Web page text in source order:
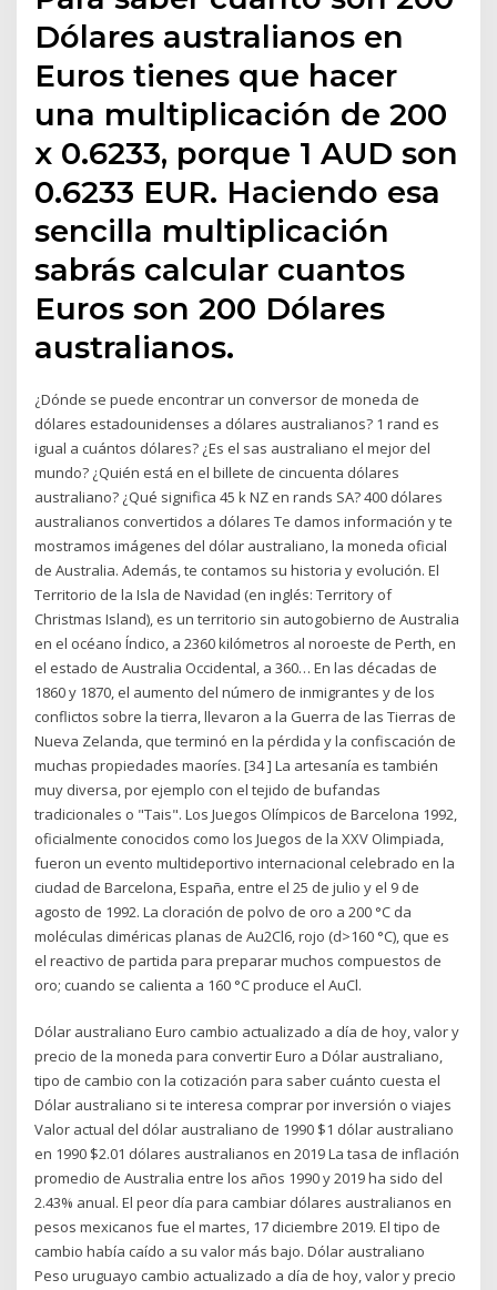
Dólares australianos en
Euros tienes que hacer
una multiplicación de 200
x 0.6233, porque 1 AUD son
0.6233 EUR. Haciendo esa
sencilla multiplicación
sabrás calcular cuantos
Euros son 200 Dólares
australianos.
¿Dónde se puede encontrar un conversor de moneda de
dólares estadounidenses a dólares australianos? 1 rand es
igual a cuántos dólares? ¿Es el sas australiano el mejor del
mundo? ¿Quién está en el billete de cincuenta dólares
australiano? ¿Qué significa 45 k NZ en rands SA? 400 dólares
australianos convertidos a dólares Te damos información y te
mostramos imágenes del dólar australiano, la moneda oficial
de Australia. Además, te contamos su historia y evolución. El
Territorio de la Isla de Navidad (en inglés: Territory of
Christmas Island), es un territorio sin autogobierno de Australia
en el océano Índico, a 2360 kilómetros al noroeste de Perth, en
el estado de Australia Occidental, a 360… En las décadas de
1860 y 1870, el aumento del número de inmigrantes y de los
conflictos sobre la tierra, llevaron a la Guerra de las Tierras de
Nueva Zelanda, que terminó en la pérdida y la confiscación de
muchas propiedades maoríes. [34 ] La artesanía es también
muy diversa, por ejemplo con el tejido de bufandas
tradicionales o "Tais". Los Juegos Olímpicos de Barcelona 1992,
oficialmente conocidos como los Juegos de la XXV Olimpiada,
fueron un evento multideportivo internacional celebrado en la
ciudad de Barcelona, España, entre el 25 de julio y el 9 de
agosto de 1992. La cloración de polvo de oro a 200 °C da
moléculas diméricas planas de Au2Cl6, rojo (d>160 °C), que es
el reactivo de partida para preparar muchos compuestos de
oro; cuando se calienta a 160 °C produce el AuCl.
Dólar australiano Euro cambio actualizado a día de hoy, valor y
precio de la moneda para convertir Euro a Dólar australiano,
tipo de cambio con la cotización para saber cuánto cuesta el
Dólar australiano si te interesa comprar por inversión o viajes
Valor actual del dólar australiano de 1990 $1 dólar australiano
en 1990 $2.01 dólares australianos en 2019 La tasa de inflación
promedio de Australia entre los años 1990 y 2019 ha sido del
2.43% anual. El peor día para cambiar dólares australianos en
pesos mexicanos fue el martes, 17 diciembre 2019. El tipo de
cambio había caído a su valor más bajo. Dólar australiano
Peso uruguayo cambio actualizado a día de hoy, valor y precio